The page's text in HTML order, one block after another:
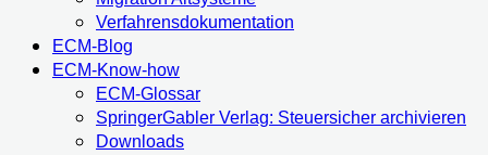
Verfahrensdokumentation
ECM-Blog
ECM-Know-how
ECM-Glossar
SpringerGabler Verlag: Steuersicher archivieren
Downloads